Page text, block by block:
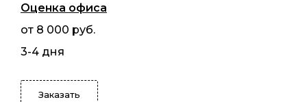
Оценка офиса
от 8 000 руб.
3-4 дня
Заказать